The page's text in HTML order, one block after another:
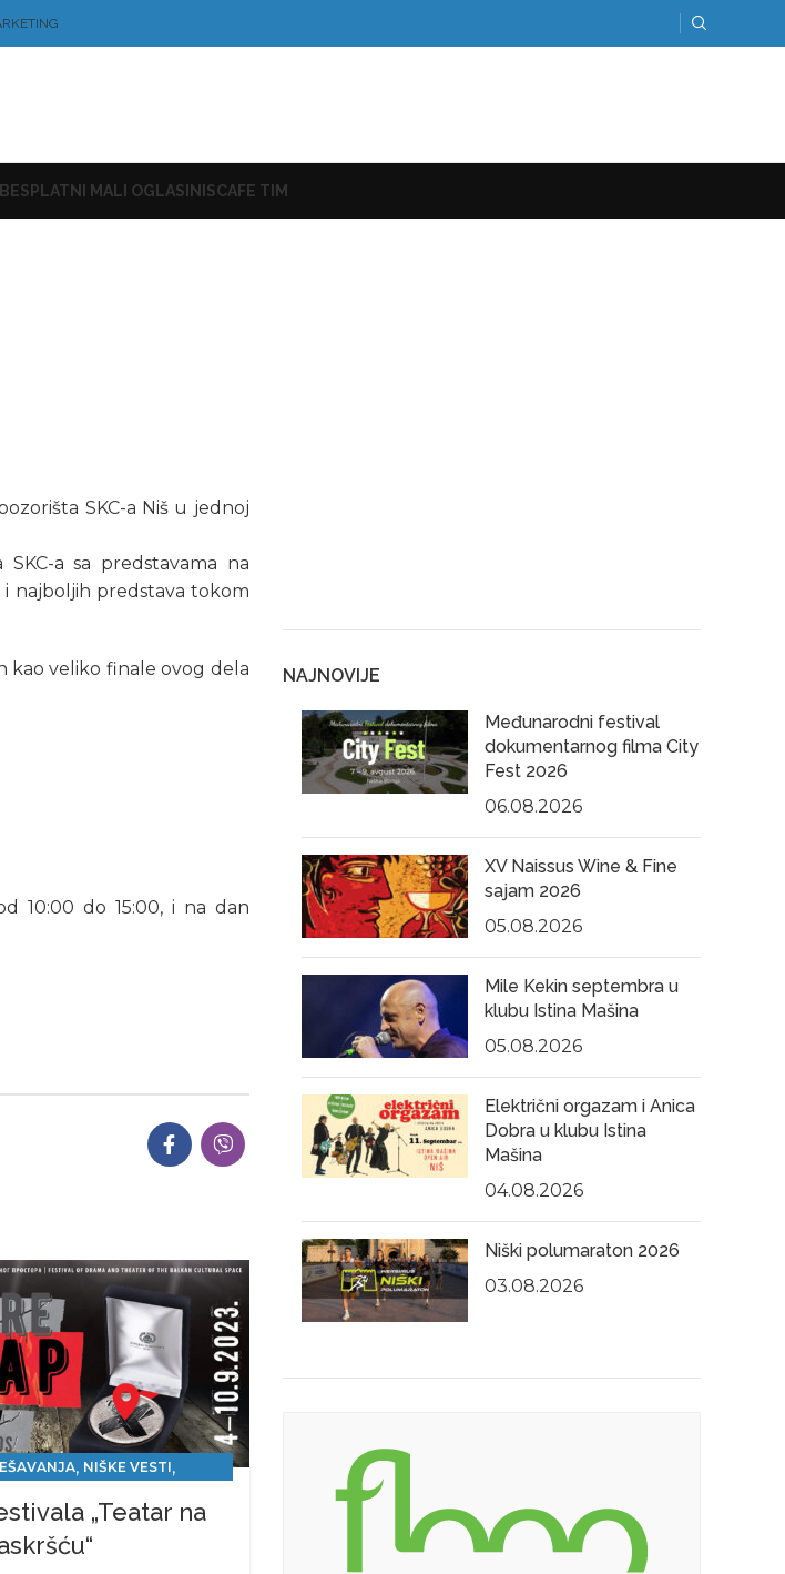
BESPLATNI MALI OGLASI NISCAFE TIM
SKC-a Niš u jednoj
a sa predstavama na
najboljih predstava tokom
kao veliko finale ovog dela
10:00 do 15:00, i na dan
, NIŠKE VESTI,
„Teatar na
18.08.2023
FILM,PROMOCIJE, SAJMOVI, FESTIVALI
Festival diplomskog filma
U organizaciji Studentskog Kulturnog
NAJNOVIJE
Međunarodni festival
dokumentarnog filma City
Fest 2026
06.08.2026
XV Naissus Wine & Fine
sajam 2026
05.08.2026
Mile Kekin septembra u
klubu Istina Mašina
05.08.2026
Električni orgazam i Anica
Dobra u klubu Istina
Mašina
04.08.2026
Niški polumaraton 2026
03.08.2026